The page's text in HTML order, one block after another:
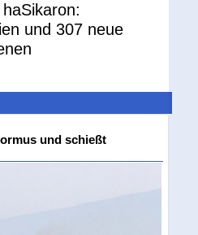
und 307 neue
und schießt